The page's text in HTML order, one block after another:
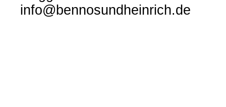
info@bennosundheinrich.de